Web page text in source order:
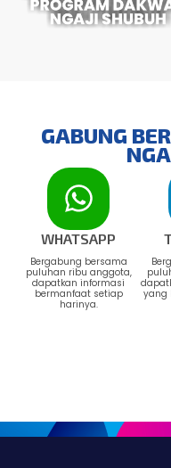
GABUNG
WHATSAPP
Bergabung bersama
puluhan ribu anggota,
dapatkan informasi
bermanfaat setiap
harinya.
yang